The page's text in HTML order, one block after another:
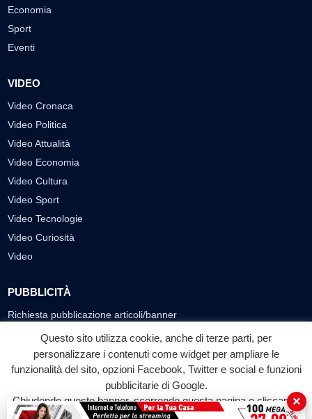
Economia
Sport
Eventi
VIDEO
Video Cronaca
Video Politica
Video Attualità
Video Economia
Video Cultura
Video Sport
Video Tecnologie
Video Curiosità
Video
PUBBLICITÀ
Richiesta pubblicazione articoli/banner
SEGUICI SUI SOCIAL
f
Facebook
◎ ▶
YouTube
Questo sito utilizza cookie, anche di terze parti, per
personalizzare i contenuti come widget per ampliare le
funzionalità del sito, opzioni Facebook, Twitter e social e funzioni
pubblicitarie di Google.
Chiudendo questo banner, scorrendo questa pagina o cliccando
su qualunque suo elemento acconsenti all'uso dei cookie.
×